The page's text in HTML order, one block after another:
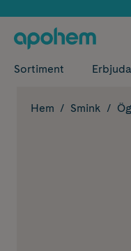
Sortiment
Hem Smink